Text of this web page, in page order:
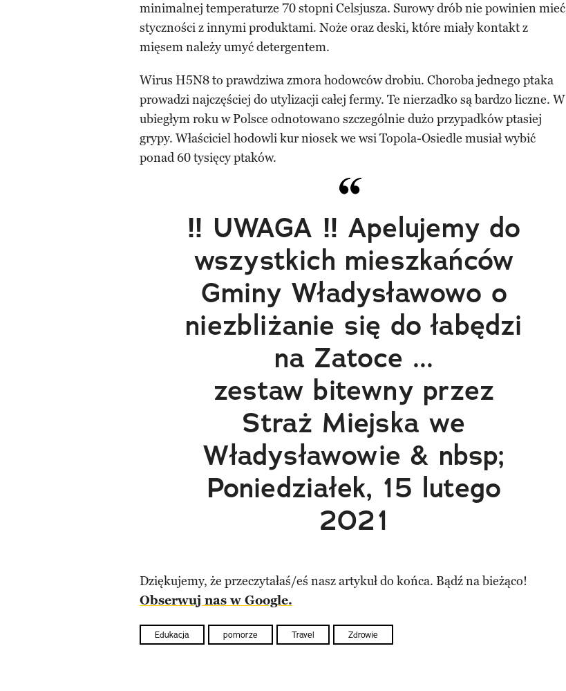
minimalnej temperaturze 70 stopni Celsjusza. Surowy drób nie powinien mieć
styczności z innymi produktami. Noże oraz deski, które miały kontakt z
mięsem należy umyć detergentem.
Wirus H5N8 to prawdziwa zmora hodowców drobiu. Choroba jednego ptaka
prowadzi najczęściej do utylizacji całej fermy. Te nierzadko są bardzo liczne. W
ubiegłym roku w Polsce odnotowano szczególnie dużo przypadków ptasiej
grypy. Właściciel hodowli kur niosek we wsi Topola-Osiedle musiał wybić
ponad 60 tysięcy ptaków.
‼ UWAGA ‼ Apelujemy do
wszystkich mieszkańców
Gminy Władysławowo o
niezbliżanie się do łabędzi
na Zatoce ...
zestaw bitewny przez
Straż Miejska we
Władysławowie & nbsp;
Poniedziałek, 15 lutego
2021
Dziękujemy, że przeczytałaś/eś nasz artykuł do końca. Bądź na bieżąco!
Obserwuj nas w Google.
Edukacja pomorze Travel Zdrowie